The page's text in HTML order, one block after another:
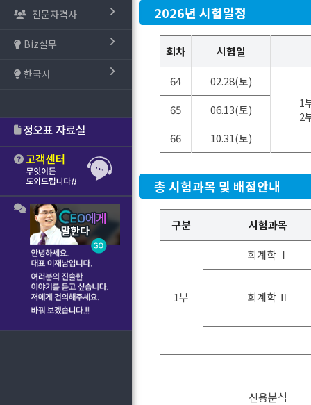
전문자격사
Biz실무
한국사
2026년 시험일정
회차 시험일
64
02.28(토)
1
2
65
06.13(토)
66
10.31(토)
총 시험과목 및 배점안내
구분 시험과목
1부
회계학 Ⅰ
회계학 Ⅱ
신용분석